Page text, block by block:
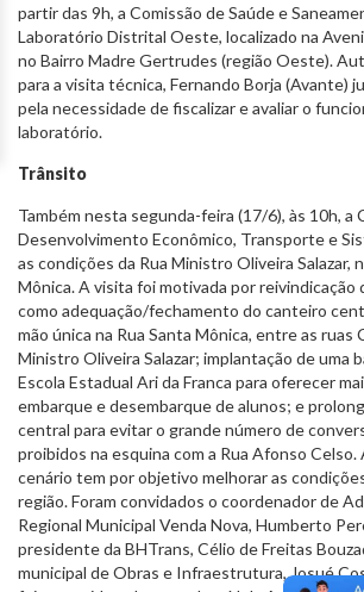
partir das 9h, a Comissão de Saúde e
Laboratório Distrital Oeste, localizado na
no Bairro Madre Gertrudes (região Oeste).
para a visita técnica, Fernando Borja (Avante)
pela necessidade de fiscalizar e avaliar o
laboratório.
Trânsito
Também nesta segunda-feira (17/6), às 10h, a
Desenvolvimento Econômico, Transporte e
as condições da Rua Ministro Oliveira Salazar,
Mônica. A visita foi motivada por reivindicação
como adequação/fechamento do canteiro
mão única na Rua Santa Mônica, entre as ruas
Ministro Oliveira Salazar; implantação de uma
Escola Estadual Ari da Franca para oferecer
embarque e desembarque de alunos; e
central para evitar o grande número de
proibidos na esquina com a Rua Afonso Celso.
cenário tem por objetivo melhorar as
região. Foram convidados o coordenador de
Regional Municipal Venda Nova, Humberto
presidente da BHTrans, Célio de Freitas
municipal de Obras e Infraestrutura, Josué